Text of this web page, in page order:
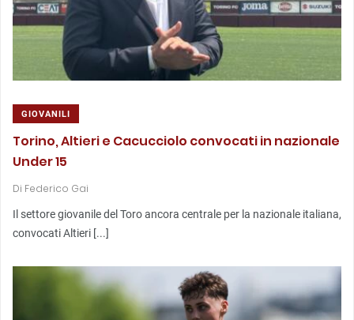
GIOVANILI
Torino, Altieri e Cacucciolo convocati in nazionale
Under 15
Di Federico Gai
Il settore giovanile del Toro ancora centrale per la nazionale italiana,
convocati Altieri [...]